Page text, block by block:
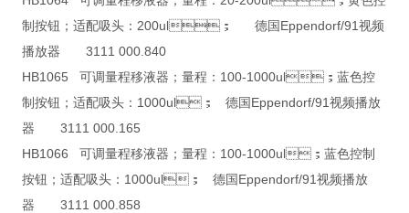
制按钮；适配吸头：200ul； 德国Eppendorf/91视频
播放器 3111 000.840
HB1065 可调量程移液器；量程：100-1000ul；蓝色控
制按钮；适配吸头：1000ul； 德国Eppendorf/91视频播放
器 3111 000.165
HB1066 可调量程移液器；量程：100-1000ul；蓝色控制
按钮；适配吸头：1000ul； 德国Eppendorf/91视频播放
器 3111 000.858